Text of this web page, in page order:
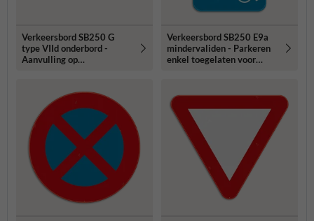
Verkeersbord SB250 G
type VIId onderbord -
Aanvulling op
400x200mm
Verkeersbord SB250 E9a
mindervaliden - Parkeren
enkel toegelaten voor